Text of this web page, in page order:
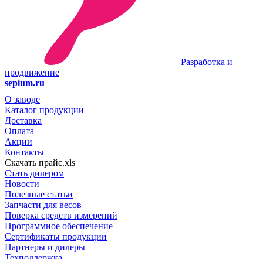
Разработка и
продвижение
sepium.ru
О заводе
Каталог продукции
Доставка
Оплата
Акции
Контакты
Скачать прайс.xls
Стать дилером
Новости
Полезные статьи
Запчасти для весов
Поверка средств измерений
Программное обеспечение
Сертификаты продукции
Партнеры и дилеры